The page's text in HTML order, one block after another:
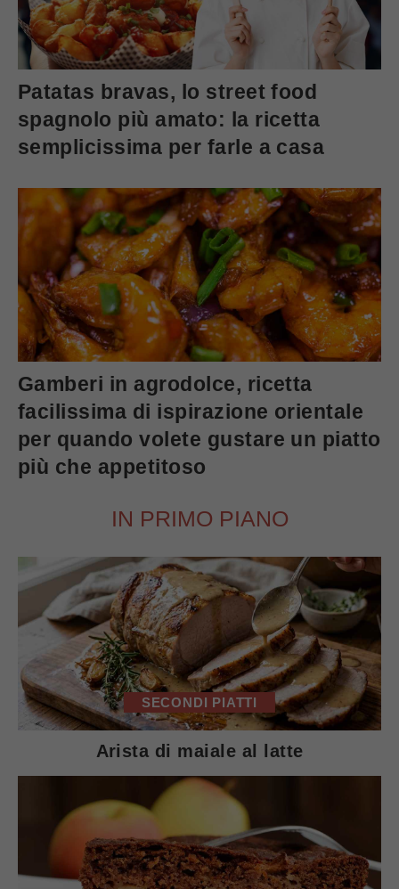
Patatas bravas, lo street food
spagnolo più amato: la ricetta
semplicissima per farle a casa
Gamberi in agrodolce, ricetta
facilissima di ispirazione orientale
per quando volete gustare un piatto
più che appetitoso
IN PRIMO PIANO
SECONDI PIATTI
Arista di maiale al latte